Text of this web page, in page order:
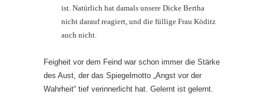
ist. Natürlich hat damals unsere Dicke Bertha
nicht darauf reagiert, und die füllige Frau Köditz
auch nicht.
Feigheit vor dem Feind war schon immer die Stärke
des Aust, der das Spiegelmotto „Angst vor der
Wahrheit“ tief verinnerlicht hat. Gelernt ist gelernt.